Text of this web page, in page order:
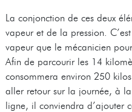
La conjonction de ces deux
vapeur et de la pression.
vapeur que le mécanicien
Afin de parcourir les 14
consommera environ 250
aller retour sur la journée, à
ligne, il conviendra d’ajouter